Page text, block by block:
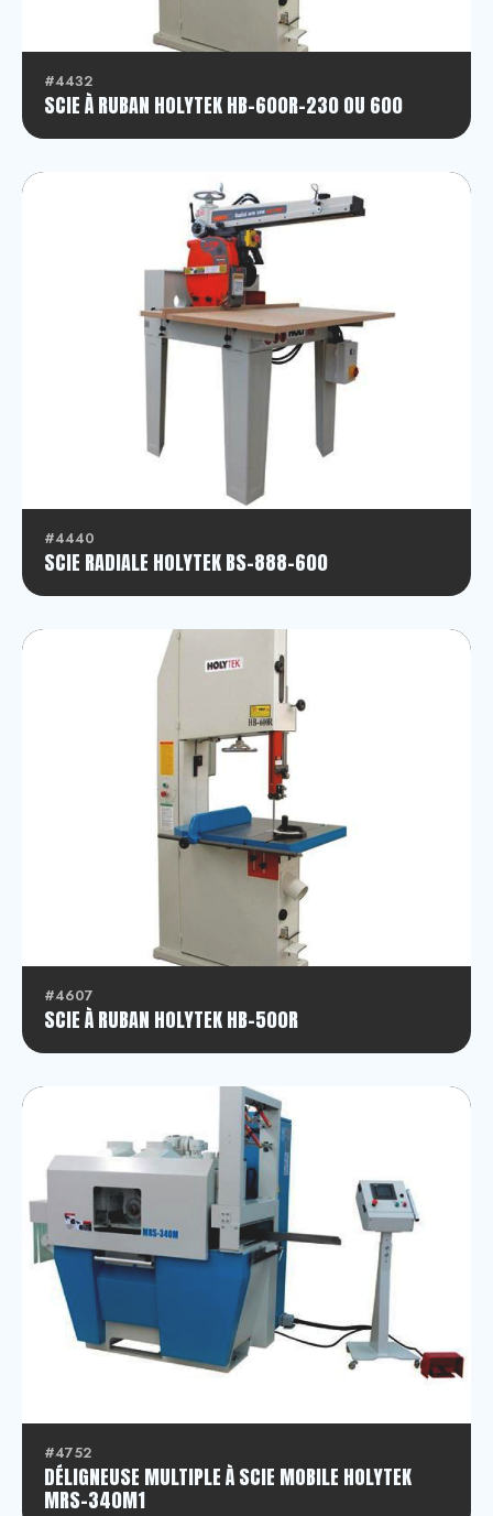
#4432
SCIE À RUBAN HOLYTEK HB-600R-230 OU 600
#4440
SCIE RADIALE HOLYTEK BS-888-600
#4607
SCIE À RUBAN HOLYTEK HB-500R
#4752
DÉLIGNEUSE MULTIPLE À SCIE MOBILE HOLYTEK
MRS-340M1